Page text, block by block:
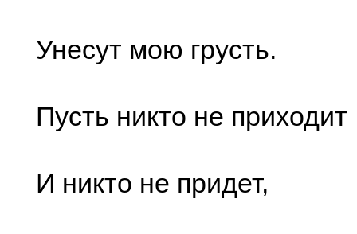
Унесут мою грусть.
Пусть никто не приходит
И никто не придет,